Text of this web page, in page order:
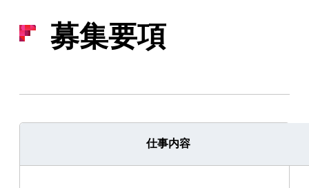
仕事を知る
Webサイト制作の流れ
募集要項
仕事内容